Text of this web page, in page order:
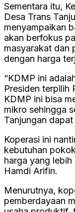
Sementara itu,
Desa Trans
menyampaikan
akan berfokus
masyarakat dan
dengan harga
“KDMP ini
Presiden terpilih
KDMP ini bisa
mikro sehingga
Tanjungan
Koperasi ini
kebutuhan
harga yang lebih
Hamdi Arifin.
Menurutnya,
pemberdayaan